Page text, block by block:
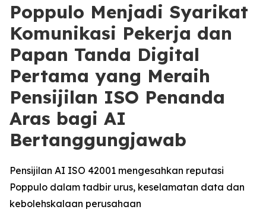
Poppulo Menjadi Syarikat
Komunikasi Pekerja dan
Papan Tanda Digital
Pertama yang Meraih
Pensijilan ISO Penanda
Aras bagi AI
Bertanggungjawab
Pensijilan AI ISO 42001 mengesahkan reputasi
Poppulo dalam tadbir urus, keselamatan data dan
kebolehskalaan perusahaan